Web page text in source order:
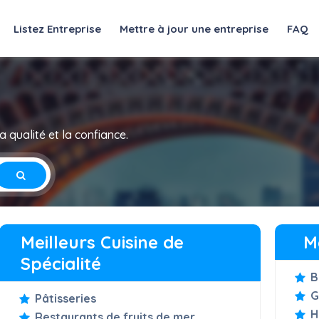
Listez Entreprise Mettre à jour une entreprise FAQ
qualité et la confiance.
Meilleurs Cuisine de
Spécialité
Pâtisseries